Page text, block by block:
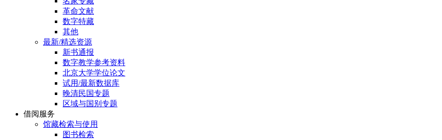
革命文献
数字特藏
其他
最新/精选资源
新书通报
数字教学参考资料
北京大学学位论文
试用/最新数据库
晚清民国专题
区域与国别专题
借阅服务
馆藏检索与使用
图书检索